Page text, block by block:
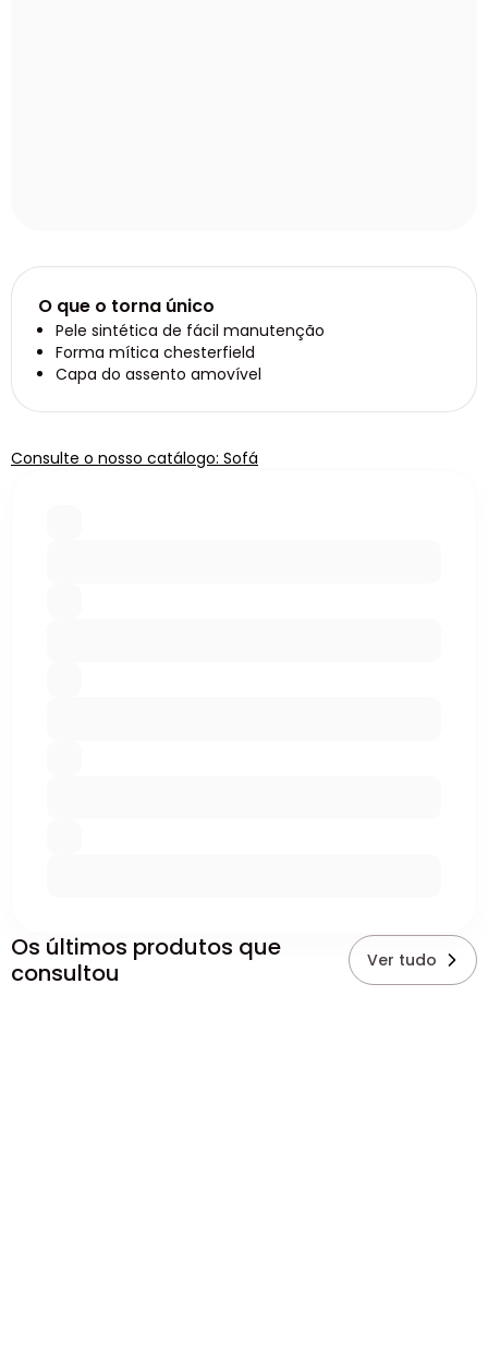
O que o torna único
Pele sintética de fácil manutenção
Forma mítica chesterfield
Capa do assento amovível
Consulte o nosso catálogo: Sofá
Os últimos produtos que
consultou
Ver tudo